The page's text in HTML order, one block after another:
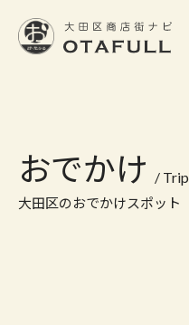
おでかけ / Trip
大田区のおでかけスポット